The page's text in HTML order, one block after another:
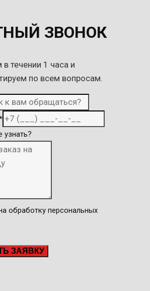
ЗВОНОК
течении 1 часа и
по всем вопросам.
узнать?
обработку персональных
ЗАЯВКУ